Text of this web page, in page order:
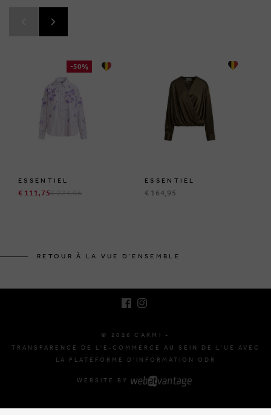
-50%
ESSENTIEL
€ 111,75€ 224,95
ESSENTIEL
€ 164,95
RETOUR À LA VUE D'ENSEMBLE
© 2026 CARMI -
TRANSPARENCE DE L'E-COMMERCE AU SEIN DE L'UE AVEC
LA PLATEFORME D'INFORMATION ODR
WEBSITE BY